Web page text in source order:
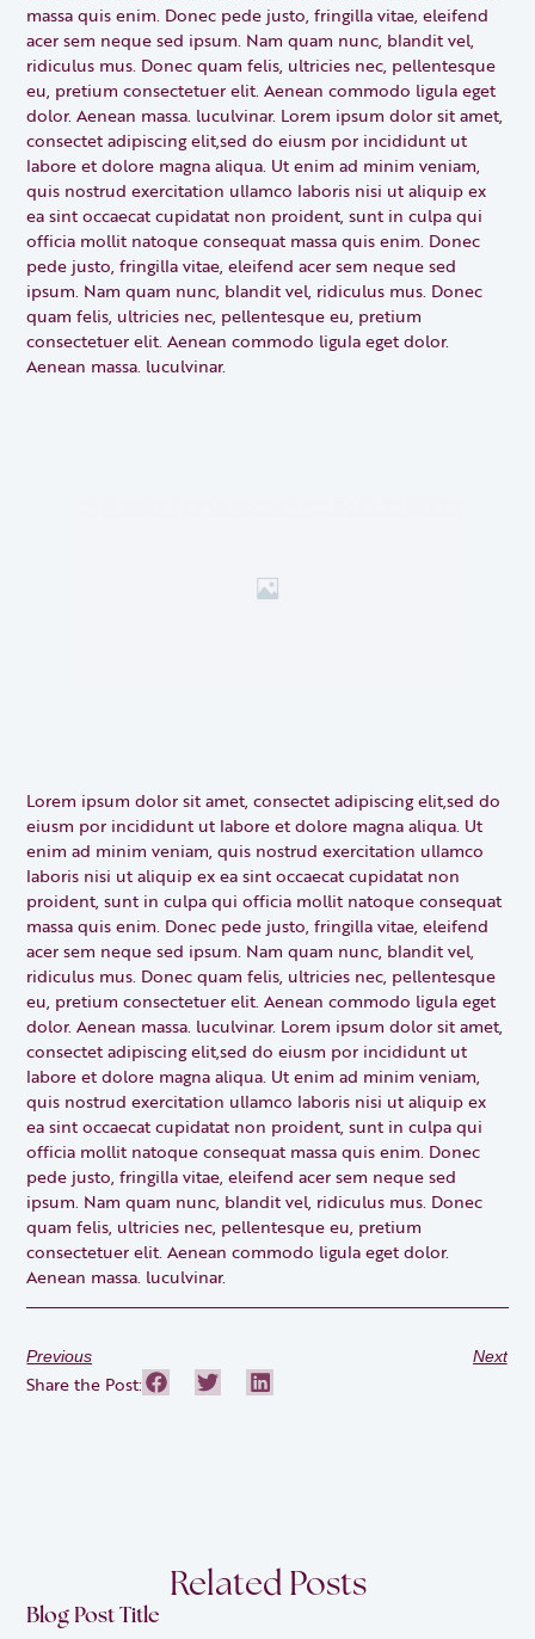
massa quis enim. Donec pede justo, fringilla vitae, eleifend
acer sem neque sed ipsum. Nam quam nunc, blandit vel,
ridiculus mus. Donec quam felis, ultricies nec, pellentesque
eu, pretium consectetuer elit. Aenean commodo ligula eget
dolor. Aenean massa. luculvinar. Lorem ipsum dolor sit amet,
consectet adipiscing elit,sed do eiusm por incididunt ut
labore et dolore magna aliqua. Ut enim ad minim veniam,
quis nostrud exercitation ullamco laboris nisi ut aliquip ex
ea sint occaecat cupidatat non proident, sunt in culpa qui
officia mollit natoque consequat massa quis enim. Donec
pede justo, fringilla vitae, eleifend acer sem neque sed
ipsum. Nam quam nunc, blandit vel, ridiculus mus. Donec
quam felis, ultricies nec, pellentesque eu, pretium
consectetuer elit. Aenean commodo ligula eget dolor.
Aenean massa. luculvinar.
Lorem ipsum dolor sit amet, consectet adipiscing elit,sed do
eiusm por incididunt ut labore et dolore magna aliqua. Ut
enim ad minim veniam, quis nostrud exercitation ullamco
laboris nisi ut aliquip ex ea sint occaecat cupidatat non
proident, sunt in culpa qui officia mollit natoque consequat
massa quis enim. Donec pede justo, fringilla vitae, eleifend
acer sem neque sed ipsum. Nam quam nunc, blandit vel,
ridiculus mus. Donec quam felis, ultricies nec, pellentesque
eu, pretium consectetuer elit. Aenean commodo ligula eget
dolor. Aenean massa. luculvinar. Lorem ipsum dolor sit amet,
consectet adipiscing elit,sed do eiusm por incididunt ut
labore et dolore magna aliqua. Ut enim ad minim veniam,
quis nostrud exercitation ullamco laboris nisi ut aliquip ex
ea sint occaecat cupidatat non proident, sunt in culpa qui
officia mollit natoque consequat massa quis enim. Donec
pede justo, fringilla vitae, eleifend acer sem neque sed
ipsum. Nam quam nunc, blandit vel, ridiculus mus. Donec
quam felis, ultricies nec, pellentesque eu, pretium
consectetuer elit. Aenean commodo ligula eget dolor.
Aenean massa. luculvinar.
Previous Next
Share the Post:
Related Posts
Blog Post Title